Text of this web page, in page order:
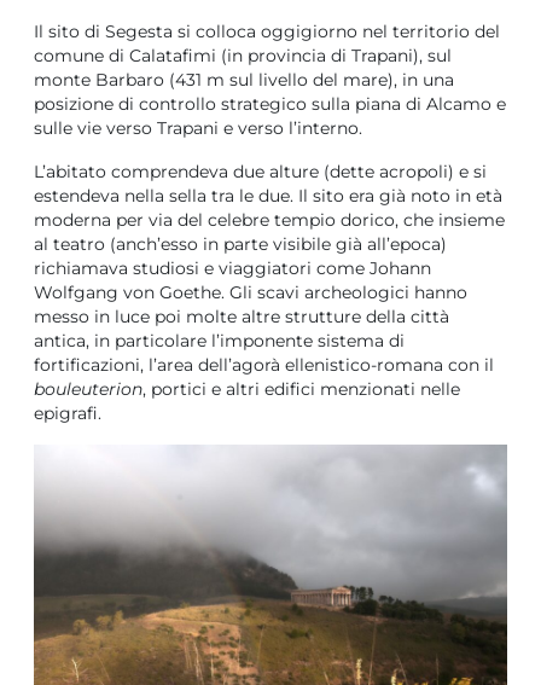
Il sito di Segesta si colloca oggigiorno nel territorio del
comune di Calatafimi (in provincia di Trapani), sul
monte Barbaro (431 m sul livello del mare), in una
posizione di controllo strategico sulla piana di Alcamo e
sulle vie verso Trapani e verso l’interno.
L’abitato comprendeva due alture (dette acropoli) e si
estendeva nella sella tra le due. Il sito era già noto in età
moderna per via del celebre tempio dorico, che insieme
al teatro (anch’esso in parte visibile già all’epoca)
richiamava studiosi e viaggiatori come Johann
Wolfgang von Goethe. Gli scavi archeologici hanno
messo in luce poi molte altre strutture della città
antica, in particolare l’imponente sistema di
fortificazioni, l’area dell’agorà ellenistico-romana con il
bouleuterion, portici e altri edifici menzionati nelle
epigrafi.